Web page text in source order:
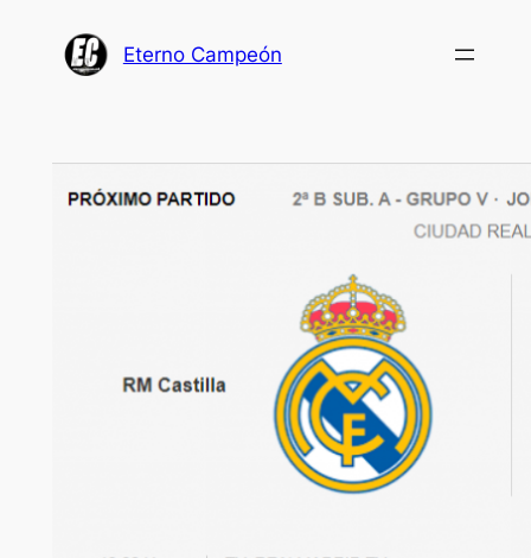
Eterno Campeón